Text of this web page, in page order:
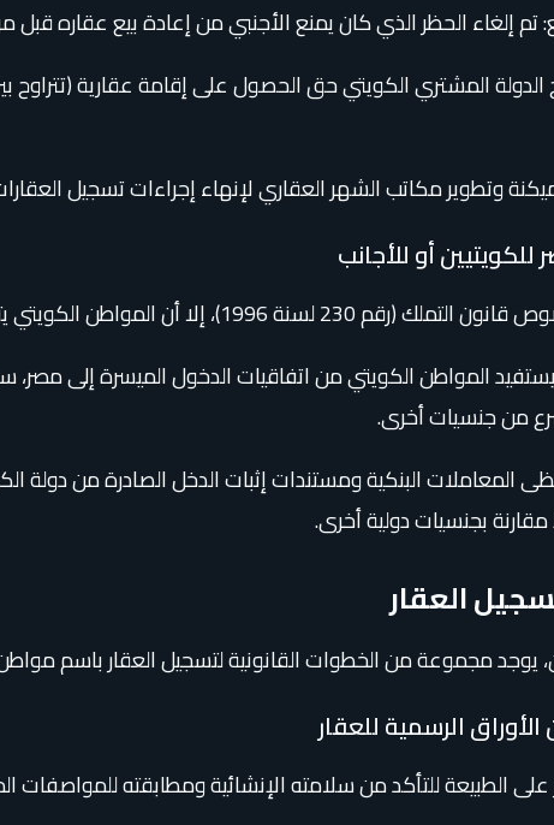
كان يمنع الأجنبي من إعادة بيع عقاره قبل مرور 5 سنوات، مما يتيح للكويتيين حرية التصرف في عقاراتهم بالبيع في
الشهر العقاري لإنهاء إجراءات تسجيل العقارات في مدة أقصاها 30 يوماً، بشرط استيفاء الطلب
أو للأجانب
المواطن الكويتي يتمتع بمزايا عملية إضافية:
المواطن الكويتي من اتفاقيات الدخول الميسرة إلى
من جنسيات أخرى.
المعاملات البنكية ومستندات إثبات الدخل الصادرة من دولة
بجنسيات دولية أخرى.
العقار
يوجد مجموعة من الخطوات القانونية لتسجيل العقار باسم
الرسمية للعقار
على الطبيعة للتأكد من سلامته الإنشائية ومطابقته للمواصفات